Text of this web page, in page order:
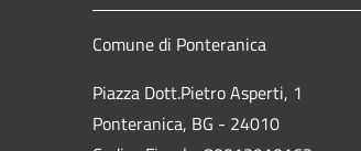
Comune di Ponteranica
Piazza Dott.Pietro Asperti, 1
Ponteranica, BG - 24010